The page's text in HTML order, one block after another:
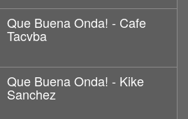
Que Buena Onda! - Cafe
Tacvba
Que Buena Onda! - Kike
Sanchez